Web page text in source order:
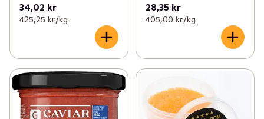
34,02 kr
425,25 kr /kg
28,35 kr
405,00 kr /kg